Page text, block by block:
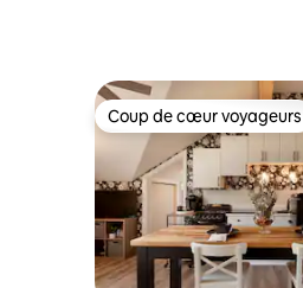
Coup de cœur voyageurs
Coup de cœur voyageurs